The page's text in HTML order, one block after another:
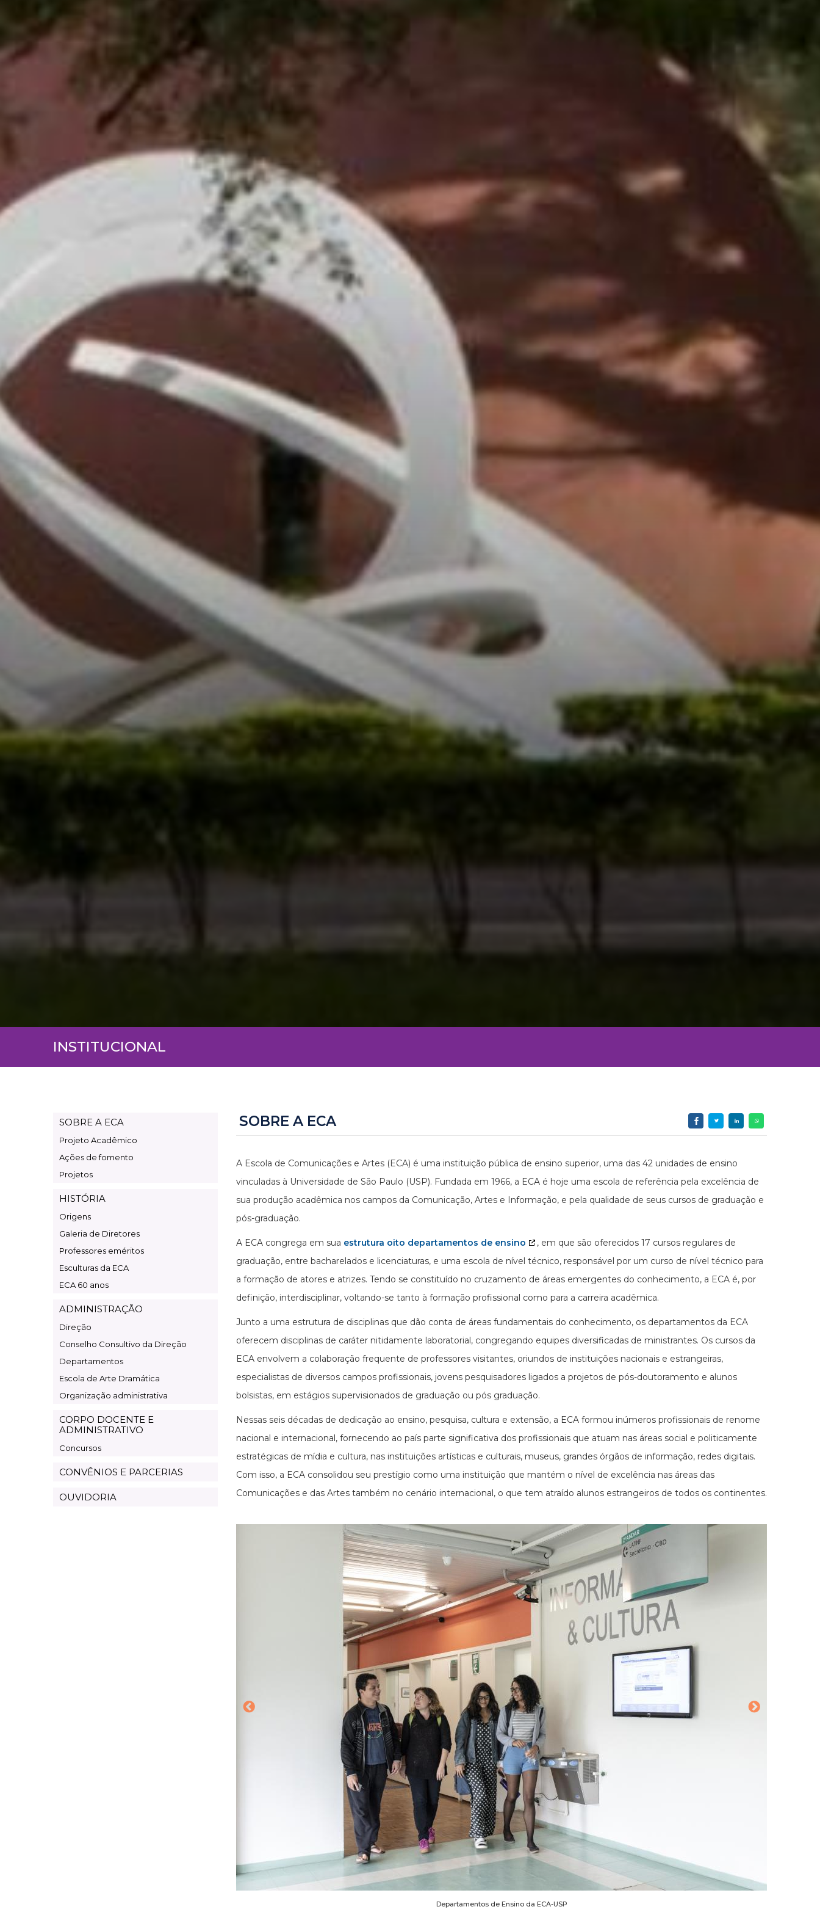
INSTITUCIONAL
Page
Institucional
SOBRE A ECA
Projeto Acadêmico
Ações de fomento
Projetos
HISTÓRIA
Origens
Galeria de Diretores
Professores eméritos
Esculturas da ECA
ECA 60 anos
ADMINISTRAÇÃO
Direção
Conselho Consultivo da Direção
Departamentos
Escola de Arte Dramática
Organização administrativa
CORPO DOCENTE E
ADMINISTRATIVO
Concursos
CONVÊNIOS E PARCERIAS
OUVIDORIA
SOBRE A ECA
A Escola de Comunicações e Artes (ECA) é uma instituição pública de ensino superior, uma das 42 unidades de ensino
vinculadas à Universidade de São Paulo (USP). Fundada em 1966, a ECA é hoje uma escola de referência pela excelência de
sua produção acadêmica nos campos da Comunicação, Artes e Informação, e pela qualidade de seus cursos de graduação e
pós-graduação.
A ECA congrega em sua estrutura oito departamentos de ensino
, em que são oferecidos 17 cursos regulares de
graduação, entre bacharelados e licenciaturas, e uma escola de nível técnico, responsável por um curso de nível técnico para
a formação de atores e atrizes. Tendo se constituído no cruzamento de áreas emergentes do conhecimento, a ECA é, por
definição, interdisciplinar, voltando-se tanto à formação profissional como para a carreira acadêmica.
Junto a uma estrutura de disciplinas que dão conta de áreas fundamentais do conhecimento, os departamentos da ECA
oferecem disciplinas de caráter nitidamente laboratorial, congregando equipes diversificadas de ministrantes. Os cursos da
ECA envolvem a colaboração frequente de professores visitantes, oriundos de instituições nacionais e estrangeiras,
especialistas de diversos campos profissionais, jovens pesquisadores ligados a projetos de pós-doutoramento e alunos
bolsistas, em estágios supervisionados de graduação ou pós graduação.
Nessas seis décadas de dedicação ao ensino, pesquisa, cultura e extensão, a ECA formou inúmeros profissionais de renome
nacional e internacional, fornecendo ao país parte significativa dos profissionais que atuam nas áreas social e politicamente
estratégicas de mídia e cultura, nas instituições artísticas e culturais, museus, grandes órgãos de informação, redes digitais.
Com isso, a ECA consolidou seu prestígio como uma instituição que mantém o nível de excelência nas áreas das
Comunicações e das Artes também no cenário internacional, o que tem atraído alunos estrangeiros de todos os continentes.
Departamentos de Ensino da ECA-USP